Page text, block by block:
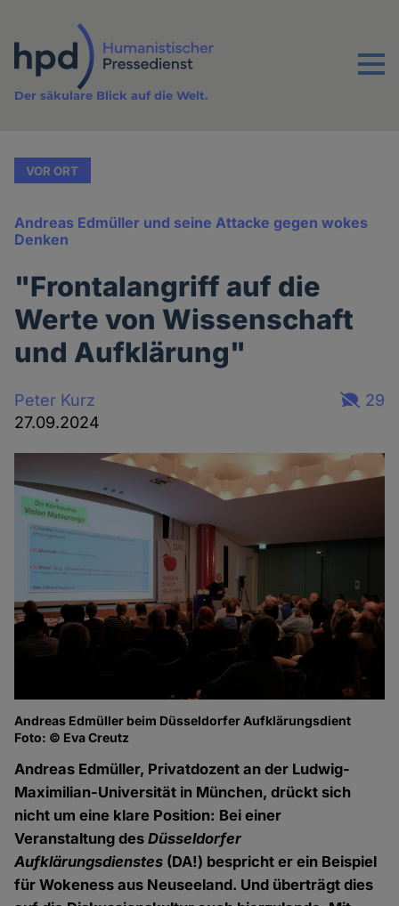
Inhalt
Menu
Der säkulare Blick auf die Welt.
VOR ORT
Andreas Edmüller und seine Attacke gegen wokes
Denken
"Frontalangriff auf die
Werte von Wissenschaft
und Aufklärung"
Peter Kurz
27.09.2024
29
Andreas Edmüller beim Düsseldorfer Aufklärungsdient
Foto: © Eva Creutz
Andreas Edmüller, Privatdozent an der Ludwig-
Maximilian-Universität in München, drückt sich
nicht um eine klare Position: Bei einer
Veranstaltung desDüsseldorfer
Aufklärungsdienstes (DA!) bespricht er ein Beispiel
für Wokeness aus Neuseeland. Und überträgt dies